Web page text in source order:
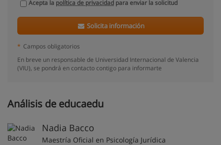
Acepta la política de privacidad para enviar la solicitud
Solicita información
* Campos obligatorios
En breve un responsable de Universidad Internacional de Valencia
(VIU), se pondrá en contacto contigo para informarte
Análisis de educaedu
Nadia Bacco
Maestría Oficial en Psicología Jurídica